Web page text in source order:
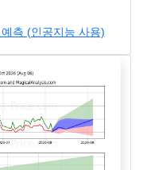
측 (인공지능 사용)